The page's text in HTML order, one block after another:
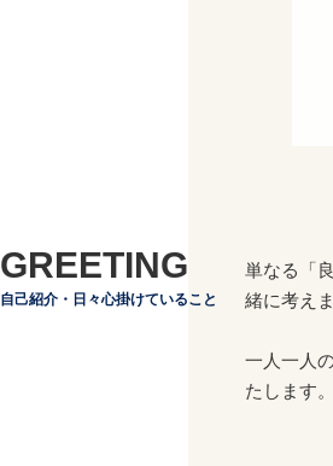
GREETING
自己紹介・日々心掛けていること
単なる「
緒に考え
一人一人
たします